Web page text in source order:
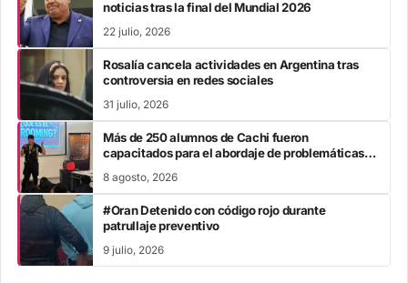
noticias tras la final del Mundial 2026
22 julio, 2026
Rosalía cancela actividades en Argentina tras
controversia en redes sociales
31 julio, 2026
Más de 250 alumnos de Cachi fueron
capacitados para el abordaje de problemáticas
8 agosto, 2026
#Oran Detenido con código rojo durante
patrullaje preventivo
9 julio, 2026